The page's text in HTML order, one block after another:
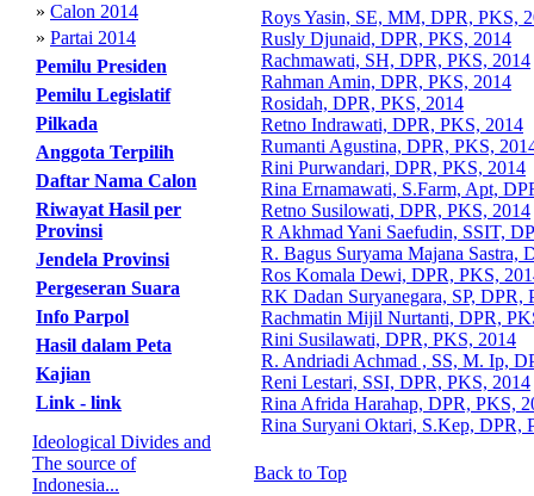
» Calon 2014
» Partai 2014
Pemilu Presiden
Pemilu Legislatif
Pilkada
Anggota Terpilih
Daftar Nama Calon
Riwayat Hasil per
Provinsi
Jendela Provinsi
Pergeseran Suara
Info Parpol
Hasil dalam Peta
Kajian
Link - link
Ideological Divides and
The source of
Indonesia...
Roys Yasin, SE, MM, DPR, PKS,
Rusly Djunaid, DPR, PKS, 2014
Rachmawati, SH, DPR, PKS, 2014
Rahman Amin, DPR, PKS, 2014
Rosidah, DPR, PKS, 2014
Retno Indrawati, DPR, PKS, 2014
Rumanti Agustina, DPR, PKS,
Rini Purwandari, DPR, PKS, 2014
Rina Ernamawati, S.Farm, Apt,
Retno Susilowati, DPR, PKS, 2014
R Akhmad Yani Saefudin, SSIT,
R. Bagus Suryama Majana Sastra,
Ros Komala Dewi, DPR, PKS,
RK Dadan Suryanegara, SP, DPR,
Rachmatin Mijil Nurtanti, DPR,
Rini Susilawati, DPR, PKS, 2014
R. Andriadi Achmad , SS, M. Ip,
Reni Lestari, SSI, DPR, PKS, 2014
Rina Afrida Harahap, DPR, PKS,
Rina Suryani Oktari, S.Kep, DPR,
Back to Top